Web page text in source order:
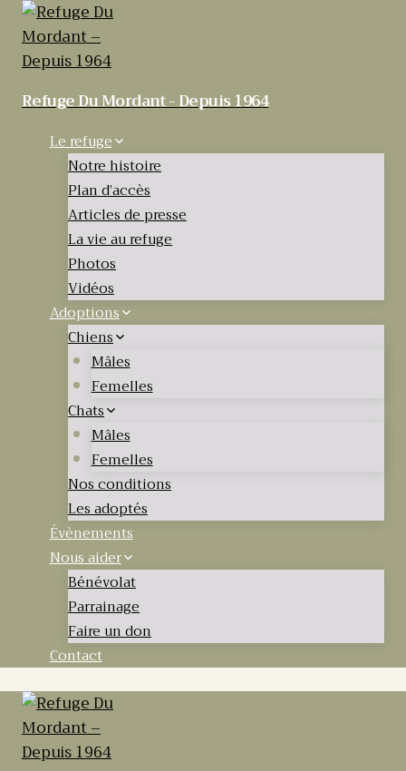
Refuge Du Mordant - Depuis 1964
Le refuge
Notre histoire
Plan d’accès
Articles de presse
La vie au refuge
Photos
Vidéos
Adoptions
Chiens
Mâles
Femelles
Chats
Mâles
Femelles
Nos conditions
Les adoptés
Évènements
Nous aider
Bénévolat
Parrainage
Faire un don
Contact
Articles de Presse 2020